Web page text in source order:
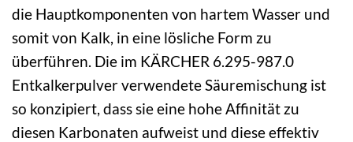
die Hauptkomponenten von hartem Wasser und
somit von Kalk, in eine lösliche Form zu
überführen. Die im KÄRCHER 6.295-987.0
Entkalkerpulver verwendete Säuremischung ist
so konzipiert, dass sie eine hohe Affinität zu
diesen Karbonaten aufweist und diese effektiv